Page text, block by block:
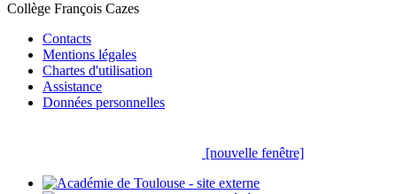
Collège François Cazes
Contacts
Mentions légales
Chartes d'utilisation
Assistance
Données personnelles
[nouvelle fenêtre]